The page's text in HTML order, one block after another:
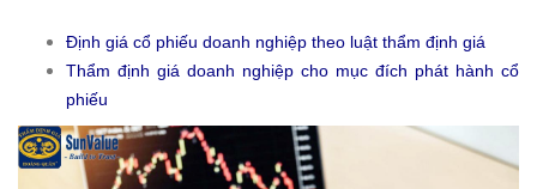
Định giá cổ phiếu doanh nghiệp theo luật thẩm định giá
Thẩm định giá doanh nghiệp cho mục đích phát hành cổ
phiếu